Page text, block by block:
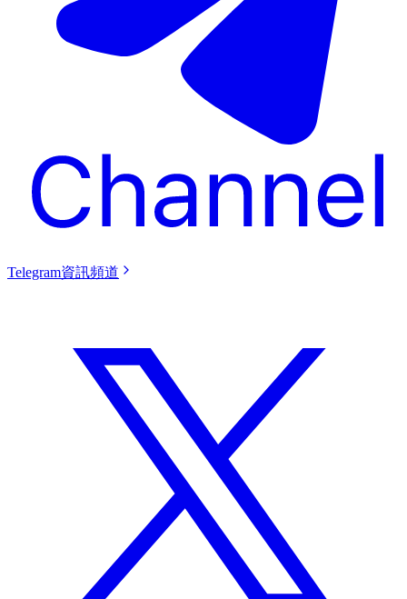
Telegram資訊頻道